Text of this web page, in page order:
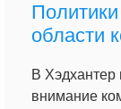
области
В
внимание